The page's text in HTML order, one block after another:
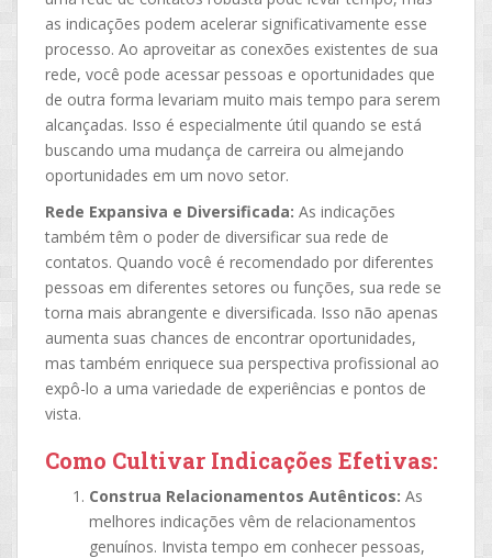
as indicações podem acelerar significativamente esse
processo. Ao aproveitar as conexões existentes de sua
rede, você pode acessar pessoas e oportunidades que
de outra forma levariam muito mais tempo para serem
alcançadas. Isso é especialmente útil quando se está
buscando uma mudança de carreira ou almejando
oportunidades em um novo setor.
Rede Expansiva e Diversificada: As indicações
também têm o poder de diversificar sua rede de
contatos. Quando você é recomendado por diferentes
pessoas em diferentes setores ou funções, sua rede se
torna mais abrangente e diversificada. Isso não apenas
aumenta suas chances de encontrar oportunidades,
mas também enriquece sua perspectiva profissional ao
expô-lo a uma variedade de experiências e pontos de
vista.
Como Cultivar Indicações Efetivas:
Construa Relacionamentos Autênticos: As
melhores indicações vêm de relacionamentos
genuínos. Invista tempo em conhecer pessoas,